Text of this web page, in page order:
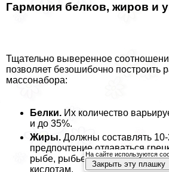
Гармония белков, жиров и
Тщательно выверенное
позволяет безошибочно построить
массонабора:
Белки. Их количество
и до 35%.
Жиры. Должны составлять
предпочтение отдаваться
рыбе, рыбьему жиру, жирным
кислотам.
На сайте используются
Закрыть эту плашку